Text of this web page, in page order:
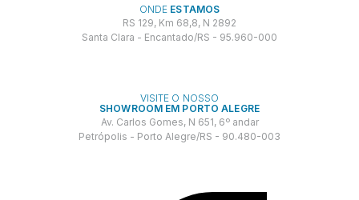
ONDE ESTAMOS
RS 129, Km 68,8, N 2892
Santa Clara - Encantado/RS - 95.960-000
VISITE O NOSSO
SHOWROOM EM PORTO ALEGRE
Av. Carlos Gomes, N 651, 6º andar
Petrópolis - Porto Alegre/RS - 90.480-003